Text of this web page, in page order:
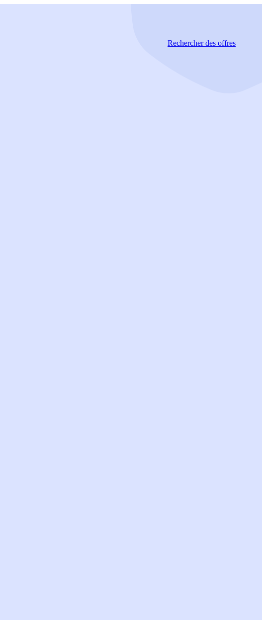
Rechercherdes offres